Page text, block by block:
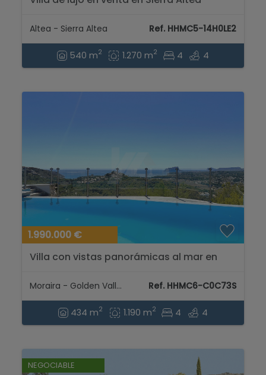
Altea - Sierra Altea Ref. HHMC5-14H0LE2
540 m2 1.270 m2 4 4
1.990.000 €
Villa con vistas panorámicas al mar en
Moraira - Golden Valley Ref. HHMC6-C0C73S
434 m2 1.190 m2 4 4
NEGOCIABLE